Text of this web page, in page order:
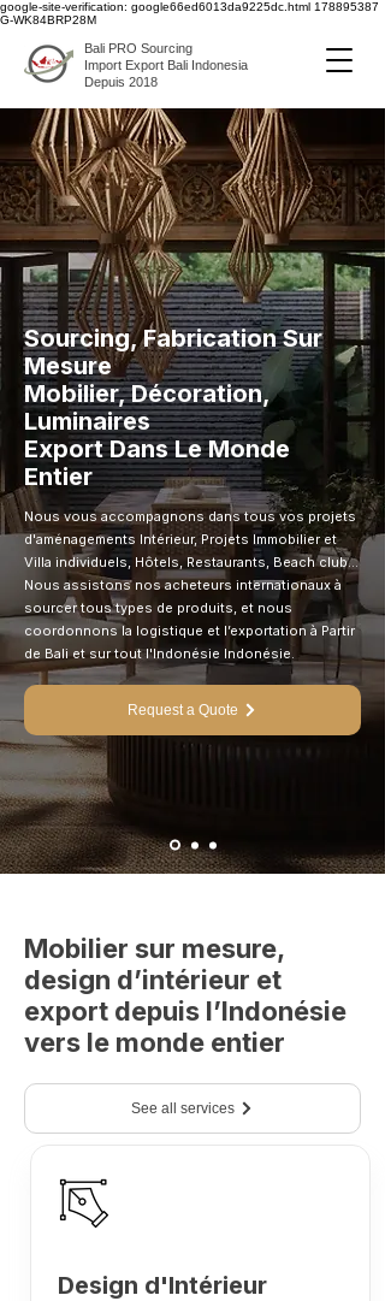
google-site-verification: google66ed6013da9225dc.html 178895387
G-WK84BRP28M
Bali PRO Sourcing
Import Export Bali Indonesia
Depuis 2018
Sourcing, Fabrication Sur
Mesure
Mobilier, Décoration,
Luminaires
Export Dans Le Monde
Entier
Nous vous accompagnons dans tous vos projets
d'aménagements Intérieur, Projets Immobilier et
Villa individuels, Hôtels, Restaurants, Beach club...
Nous assistons nos acheteurs internationaux à
sourcer tous types de produits, et nous
coordonnons la logistique et l’exportation à Partir
de Bali et sur tout l'Indonésie Indonésie.
Request a Quote
Mobilier sur mesure,
design d’intérieur et
export depuis l’Indonésie
vers le monde entier
See all services
Design d'Intérieur